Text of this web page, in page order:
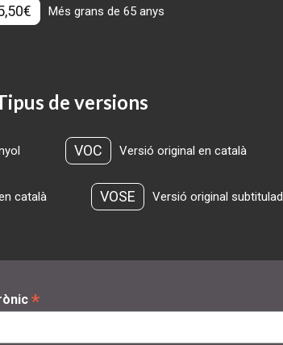
Més grans de 65 anys
de versions
VOC Versió original en català
català VOSE Versió original
*